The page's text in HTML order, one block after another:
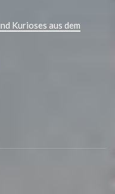
Kurioses aus dem